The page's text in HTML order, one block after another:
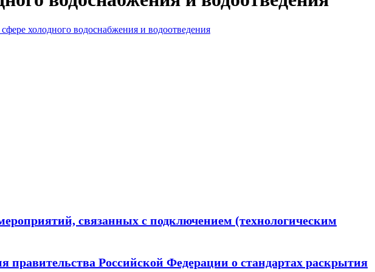
холодного водоснабжения и водоотведения
связанных с подключением (технологическим
Российской Федерации о стандартах раскрытия